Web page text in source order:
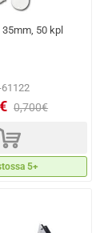
50 kpl
0,700€
5+